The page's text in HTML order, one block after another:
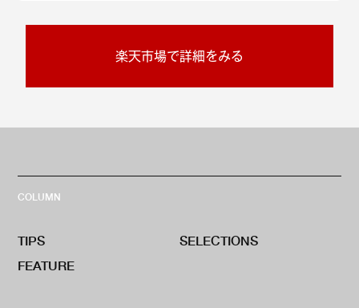
楽天市場で詳細をみる
COLUMN
TIPS
SELECTIONS
FEATURE